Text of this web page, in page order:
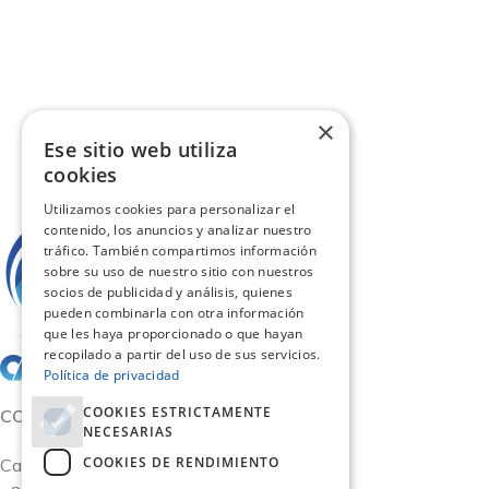
CONTACTO
Calle San German 11, Oficina 15 - Madrid
×
Ese sitio web utiliza
cookies
Utilizamos cookies para personalizar el
contenido, los anuncios y analizar nuestro
tráfico. También compartimos información
sobre su uso de nuestro sitio con nuestros
socios de publicidad y análisis, quienes
pueden combinarla con otra información
que les haya proporcionado o que hayan
recopilado a partir del uso de sus servicios.
Política de privacidad
COOKIES ESTRICTAMENTE
NECESARIAS
COOKIES DE RENDIMIENTO